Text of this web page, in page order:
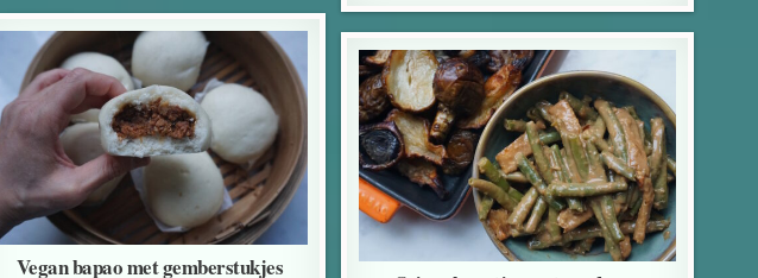
Vegan bapao met gemberstukjes